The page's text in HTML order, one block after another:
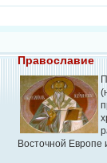
Православие
Восточной Европе